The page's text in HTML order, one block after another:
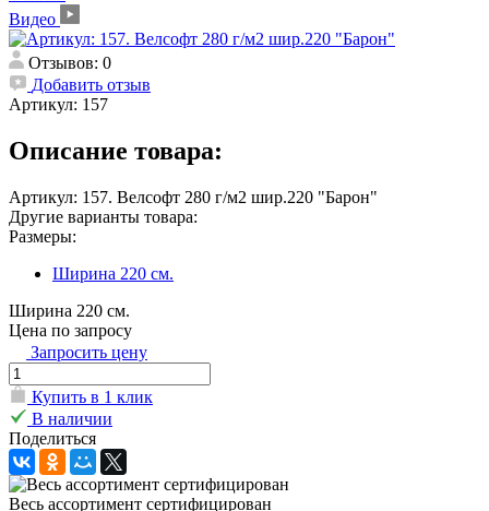
Видео
Отзывов: 0
Добавить отзыв
Артикул: 157
Описание товара:
Артикул: 157. Велсофт 280 г/м2 шир.220 "Барон"
Другие варианты товара:
Размеры:
Ширина 220 см.
Ширина 220 см.
Цена по запросу
Запросить цену
Купить в 1 клик
В наличии
Поделиться
Весь ассортимент сертифицирован